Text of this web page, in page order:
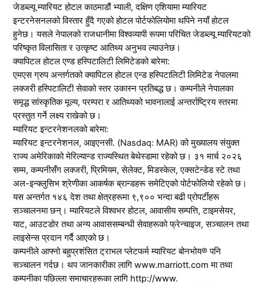
जेडब्ल्यू म्यारियट होटल काठमाडौं भ्याली, दक्षिण एशियामा म्यारियट
इन्टरनेसनलको विस्तार हुँदै गएको होटल पोर्टफोलियोमा थपिने नयाँ होटल
हुनेछ। यसले नेपालको राजधानीमा विश्वव्यापी रूपमा परिचित जेडब्ल्यू म्यारियटको
परिष्कृत विलासिता र उत्कृष्ट आतिथ्य अनुभव ल्याउनेछ।
क्यापिटल होटल एण्ड हस्पिटालिटी लिमिटेडको बारेमा:
एमएस ग्रुप अन्तर्गतको क्यापिटल होटल एन्ड हस्पिटालिटी लिमिटेड नेपालमा
लक्जरी हस्पिटालिटी सेवाको स्तर उकास्न प्रतिबद्ध छ। कम्पनीले नेपालका
समृद्ध सांस्कृतिक मूल्य, परम्परा र आतिथ्यको भावनालाई अन्तर्राष्ट्रिय स्तरमा
प्रस्तुत गर्ने लक्ष्य राखेको छ।
म्यारियट इन्टरनेशनलको बारेमा:
म्यारियट इन्टरनेशनल, आइएनसी. (Nasdaq: MAR) को मुख्यालय संयुक्त
राज्य अमेरिकाको मेरिल्यान्ड राज्यस्थित बेथेस्डामा रहेको छ। ३१ मार्च २०२६
सम्म, कम्पनीसँग लक्जरी, प्रिमियम, सेलेक्ट, मिडस्केल, एक्सटेन्डेड स्टे तथा
अल-इन्क्लुसिभ श्रेणीका आकर्षक ब्रान्डहरू समेटिएको पोर्टफोलियो रहेको छ।
यस अन्तर्गत १४६ देश तथा क्षेत्रहरूमा ९,९०० भन्दा बढी प्रोपर्टीहरू
सञ्चालनमा छन्। म्यारियटले विश्वभर होटल, आवासीय सम्पत्ति, टाइमसेयर,
याट, आउटडोर तथा अन्य आवाससम्बन्धी सेवाहरूको फ्रेन्चाइज, सञ्चालन तथा
लाइसेन्स प्रदान गर्दै आएको छ।
कम्पनीले आफ्नो बहुप्रशंसित ट्राभल प्लेटफर्म म्यारियट बोनभोय® पनि
सञ्चालन गर्दछ। थप जानकारीका लागिwww.marriott.com मा तथा
कम्पनीका पछिल्ला समाचारहरूका लागि http://www.